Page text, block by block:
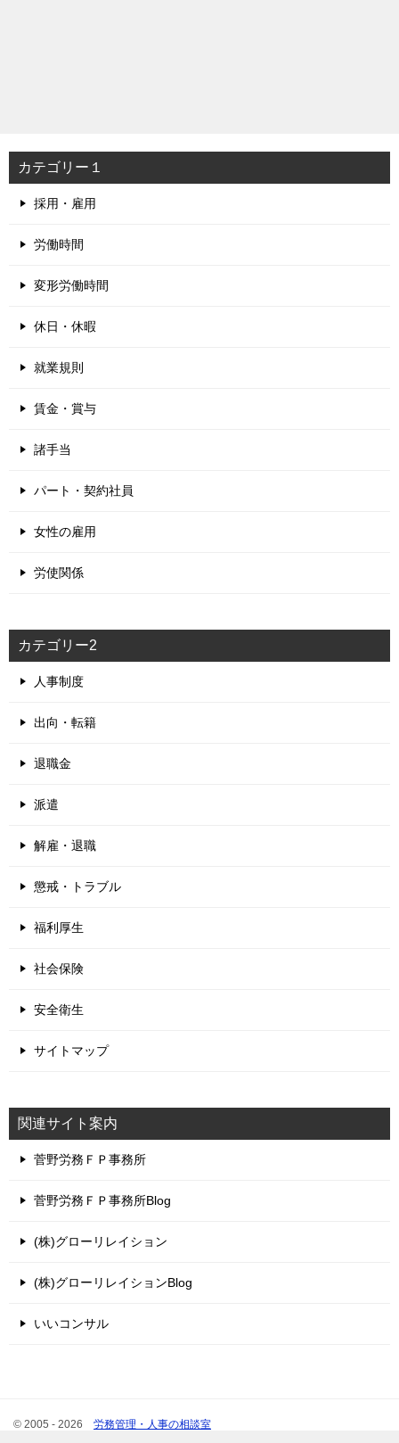
カテゴリー１
採用・雇用
労働時間
変形労働時間
休日・休暇
就業規則
賃金・賞与
諸手当
パート・契約社員
女性の雇用
労使関係
カテゴリー2
人事制度
出向・転籍
退職金
派遣
解雇・退職
懲戒・トラブル
福利厚生
社会保険
安全衛生
サイトマップ
関連サイト案内
菅野労務ＦＰ事務所
菅野労務ＦＰ事務所Blog
(株)グローリレイション
(株)グローリレイションBlog
いいコンサル
© 2005 - 2026 労務管理・人事の相談室